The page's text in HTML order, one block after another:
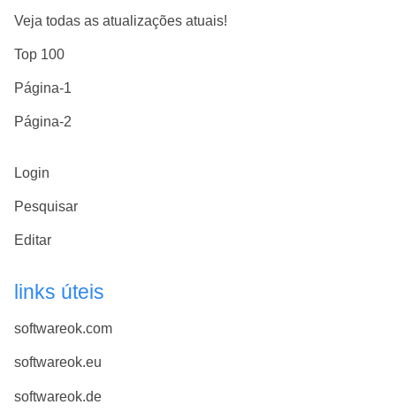
Veja todas as atualizações atuais!
Top 100
Página-1
Página-2
Login
Pesquisar
Editar
links úteis
softwareok.com
softwareok.eu
softwareok.de